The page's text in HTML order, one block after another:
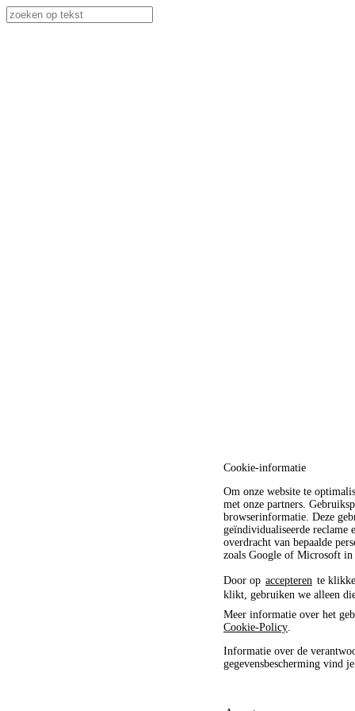
Cookie-informatie
Om onze website te
met onze partners.
browserinformatie. Deze
geïndividualiseerde
overdracht van bepaalde
zoals Google of Microsoft in
Door op accepteren te
klikt, gebruiken we alleen
Meer informatie over het
Cookie-Policy
Informatie over de
gegevensbescherming vind